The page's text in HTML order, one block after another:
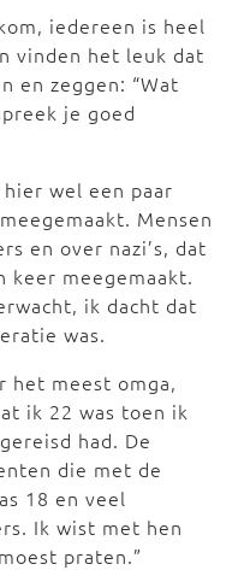
iedereen is heel
vinden het leuk dat
en zeggen: “Wat
je goed
wel een paar
Mensen
en over nazi’s, dat
keer meegemaakt.
ik dacht dat
was.
het meest omga,
ik 22 was toen ik
had. De
die met de
18 en veel
Ik wist met hen
praten.”